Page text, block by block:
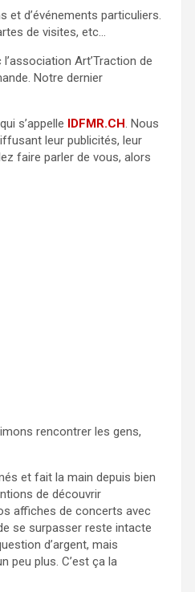
et d’événements particuliers.
de visites, etc…
Art’Traction de
Notre dernier
s’appelle IDFMR.CH. Nous
leur publicités, leur
faire parler de vous, alors
rencontrer les gens,
et fait la main depuis bien
de découvrir
affiches de concerts avec
se surpasser reste intacte
d’argent, mais
peu plus. C’est ça la